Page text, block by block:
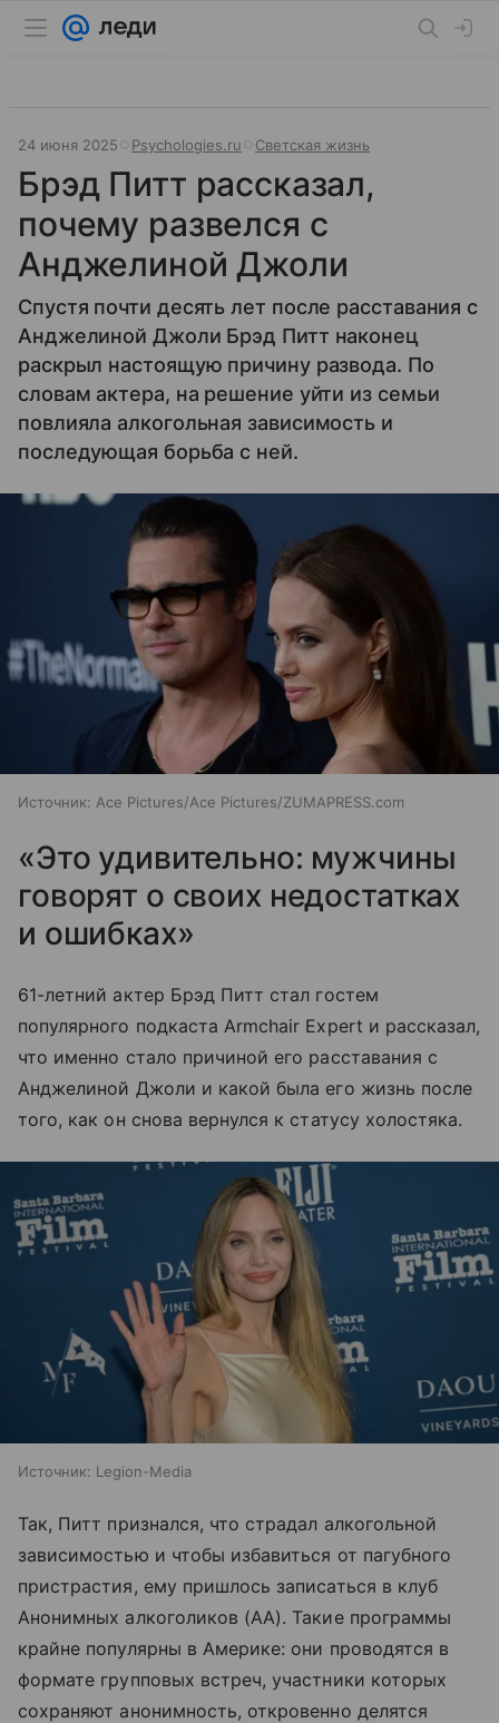
24 июня 2025 Psychologies.ru Светская жизнь
Брэд Питт рассказал,
почему развелся с
Анджелиной Джоли
Спустя почти десять лет после расставания с
Анджелиной Джоли Брэд Питт наконец
раскрыл настоящую причину развода. По
словам актера, на решение уйти из семьи
повлияла алкогольная зависимость и
последующая борьба с ней.
Источник: Ace Pictures/Ace Pictures/ZUMAPRESS.com
«Это удивительно: мужчины
говорят о своих недостатках
и ошибках»
61-летний актер Брэд Питт стал гостем
популярного подкаста Armchair Expert и рассказал,
что именно стало причиной его расставания с
Анджелиной Джоли и какой была его жизнь после
того, как он снова вернулся к статусу холостяка.
Источник: Legion-Media
Так, Питт признался, что страдал алкогольной
зависимостью и чтобы избавиться от пагубного
пристрастия, ему пришлось записаться в клуб
Анонимных алкоголиков (АА). Такие программы
крайне популярны в Америке: они проводятся в
формате групповых встреч, участники которых
сохраняют анонимность, откровенно делятся